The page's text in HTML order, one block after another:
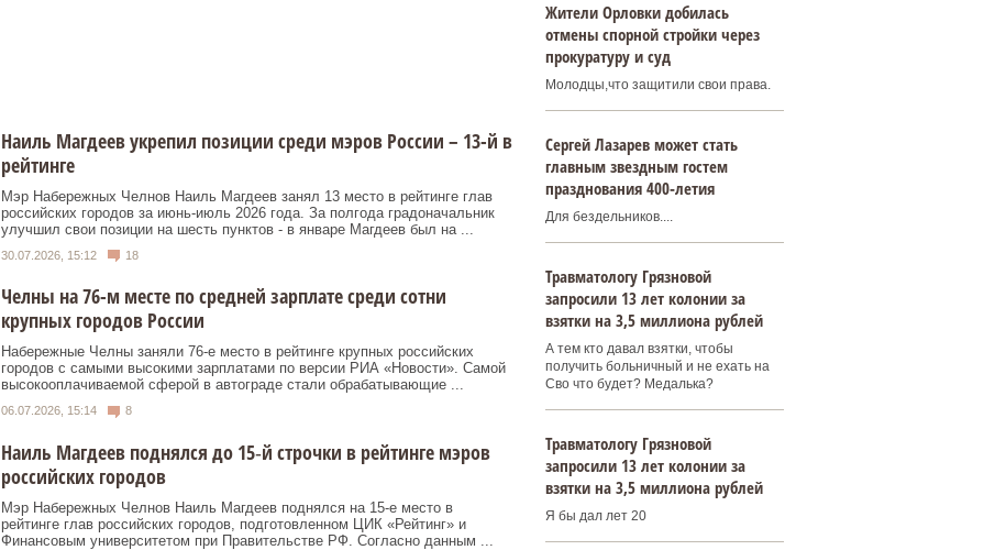
Наиль Магдеев укрепил позиции среди мэров России – 13-й в
рейтинге
Мэр Набережных Челнов Наиль Магдеев занял 13 место в рейтинге глав
российских городов за июнь-июль 2026 года. За полгода градоначальник
улучшил свои позиции на шесть пунктов - в январе Магдеев был на ...
30.07.2026, 15:12 18
Челны на 76-м месте по средней зарплате среди сотни
крупных городов России
Набережные Челны заняли 76-е место в рейтинге крупных российских
городов с самыми высокими зарплатами по версии РИА «Новости». Самой
высокооплачиваемой сферой в автограде стали обрабатывающие ...
06.07.2026, 15:14 8
Наиль Магдеев поднялся до 15‑й строчки в рейтинге мэров
российских городов
Мэр Набережных Челнов Наиль Магдеев поднялся на 15‑е место в
рейтинге глав российских городов, подготовленном ЦИК «Рейтинг» и
Финансовым университетом при Правительстве РФ. Согласно данным ...
Жители Орловки добилась
отмены спорной стройки через
прокуратуру и суд
Молодцы,что защитили свои права.
Сергей Лазарев может стать
главным звездным гостем
празднования 400‑летия
Для бездельников....
Травматологу Грязновой
запросили 13 лет колонии за
взятки на 3,5 миллиона рублей
А тем кто давал взятки, чтобы
получить больничный и не ехать на
Сво что будет? Медалька?
Травматологу Грязновой
запросили 13 лет колонии за
взятки на 3,5 миллиона рублей
Я бы дал лет 20